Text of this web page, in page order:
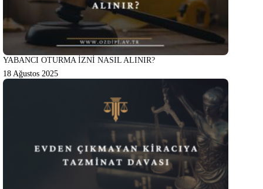
YABANCI OTURMA İZNİ NASIL ALINIR?
18 Ağustos 2025